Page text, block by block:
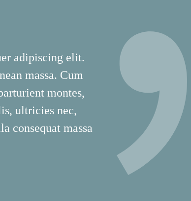
adipiscing elit.
massa. Cum
montes,
ultricies nec,
consequat massa